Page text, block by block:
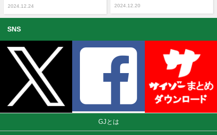
2024.12.24 2024.12.20
SNS
GJとは